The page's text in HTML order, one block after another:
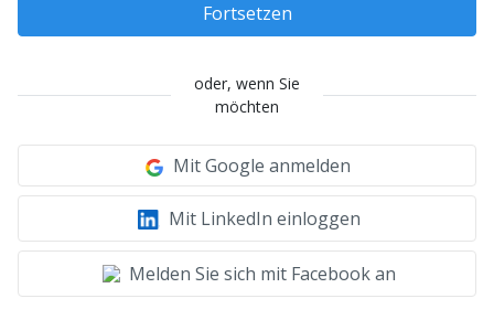
Fortsetzen
oder, wenn Sie
möchten
Mit Google anmelden
Mit LinkedIn einloggen
Melden Sie sich mit Facebook an